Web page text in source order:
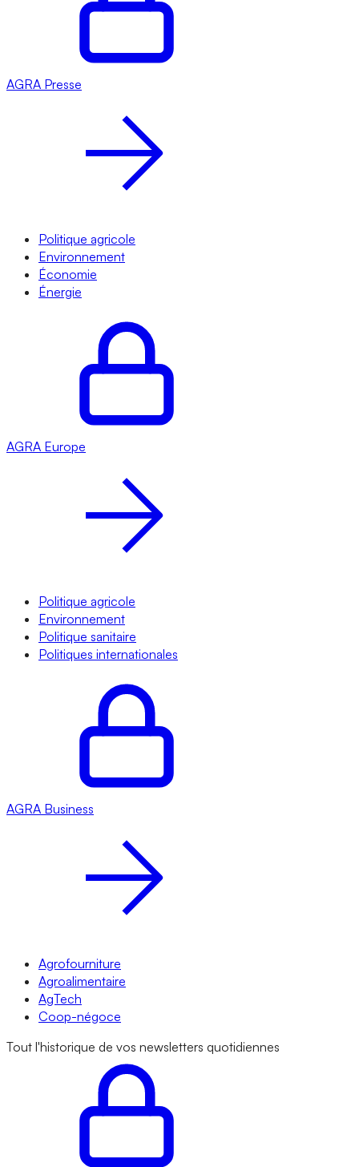
AGRA Presse
Politique agricole
Environnement
Économie
Énergie
AGRA Europe
Politique agricole
Environnement
Politique sanitaire
Politiques internationales
AGRA Business
Agrofourniture
Agroalimentaire
AgTech
Coop-négoce
Tout l'historique de vos newsletters quotidiennes